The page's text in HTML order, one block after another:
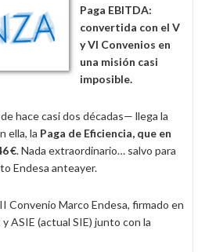
Paga EBITDA:
convertida con el V
y VI Convenios en
una misión casi
imposible.
hace casi dos décadas— llega la
ella, la Paga de Eficiencia, que en
€. Nada extraordinario… salvo para
Endesa anteayer.
Convenio Marco Endesa, firmado en
ASIE (actual SIE) junto con la